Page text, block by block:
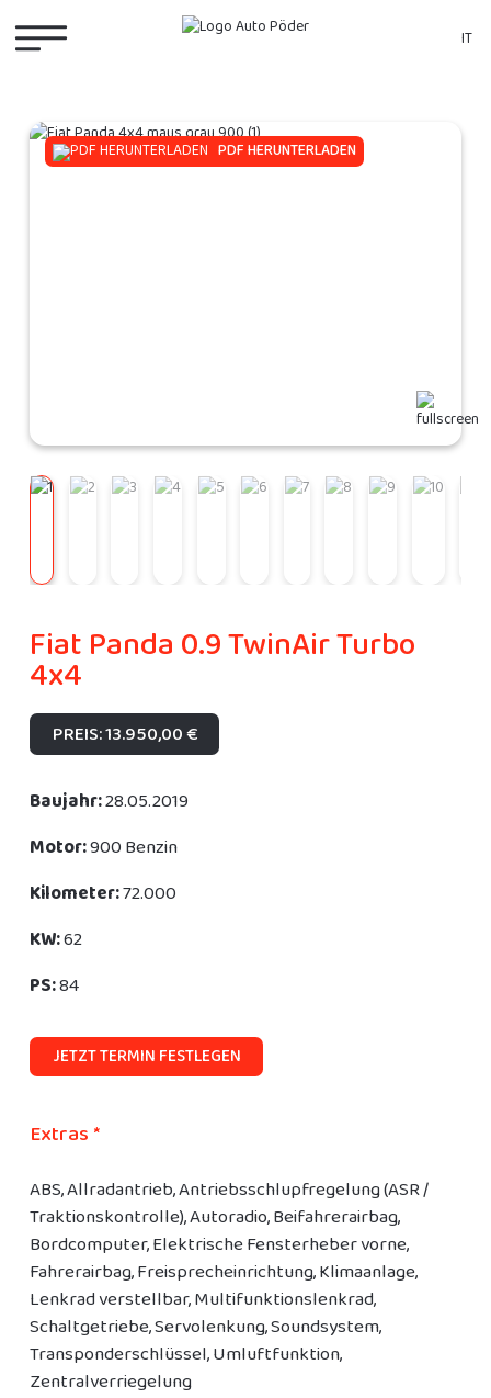
PDF HERUNTERLADEN
Fiat Panda 0.9 TwinAir Turbo
4x4
PREIS: 13.950,00 €
Baujahr:28.05.2019
Motor:900 Benzin
Kilometer:72.000
KW:62
PS:84
JETZT TERMIN FESTLEGEN
Extras *
ABS, Allradantrieb, Antriebsschlupfregelung (ASR /
Traktionskontrolle), Autoradio, Beifahrerairbag,
Bordcomputer, Elektrische Fensterheber vorne,
Fahrerairbag, Freisprecheinrichtung, Klimaanlage,
Lenkrad verstellbar, Multifunktionslenkrad,
Schaltgetriebe, Servolenkung, Soundsystem,
Transponderschlüssel, Umluftfunktion,
Zentralverriegelung
IT